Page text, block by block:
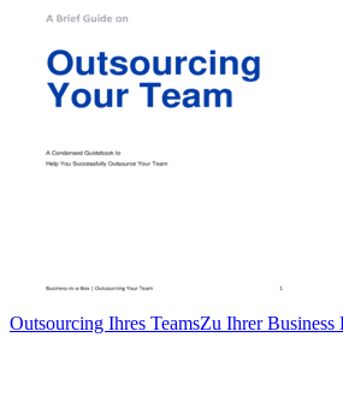
Outsourcing Ihres TeamsZu Ihrer Business